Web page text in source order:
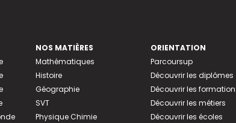
NOS MATIÈRES
Mathématiques
Histoire
Géographie
SVT
Physique Chimie
ORIENTATION
Parcoursup
Découvrir les diplômes
Découvrir les
Découvrir les métiers
Découvrir les écoles